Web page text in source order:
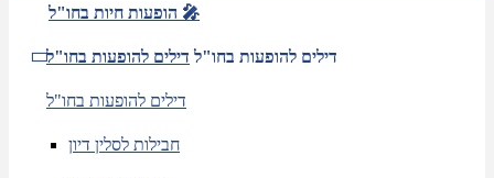
הופעות חיות בחו"ל 🎤
דילים להופעות בחו"ל דילים להופעות בחו"ל
דילים להופעות בחו"ל
חבילות לסלין דיון